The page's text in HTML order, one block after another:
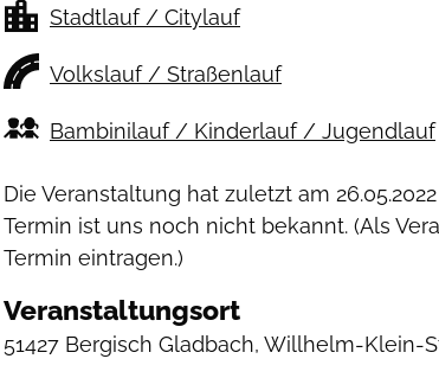
Stadtlauf / Citylauf
Volkslauf / Straßenlauf
Bambinilauf / Kinderlauf / Jugendlauf
Die Veranstaltung hat zuletzt am 26.05.2022
Termin ist uns noch nicht bekannt. (Als
Termin eintragen.)
Veranstaltungsort
51427 Bergisch Gladbach, Willhelm-Klein-